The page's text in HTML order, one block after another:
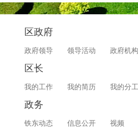
区政府
政府领导 领导活动 政府机构
区长
我的工作 我的简历 我的分工
政务
铁东动态 信息公开 视频